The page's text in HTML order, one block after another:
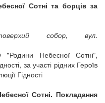
Сотні та борців за
собор, вул.
Небесної Сотні",
за участі рідних Героїв
Гідності
Сотні. Покладання